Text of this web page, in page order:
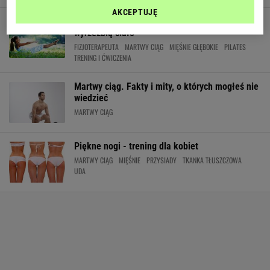
Pilates - zajęcia, które wzmocnią, uleczą i
wyrzeźbią ciało
FIZJOTERAPEUTA MARTWY CIĄG MIĘŚNIE GŁĘBOKIE
PILATES
TRENING I ĆWICZENIA
Martwy ciąg. Fakty i mity, o których mogłeś nie
wiedzieć
MARTWY CIĄG
Piękne nogi - trening dla kobiet
MARTWY CIĄG MIĘŚNIE PRZYSIADY TKANKA TŁUSZCZOWA
UDA
AKCEPTUJĘ